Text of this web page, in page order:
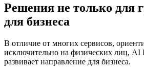
Решения не только для
для бизнеса
В отличие от многих сервисов,
исключительно на физических лиц,
развивает направление для бизнеса.